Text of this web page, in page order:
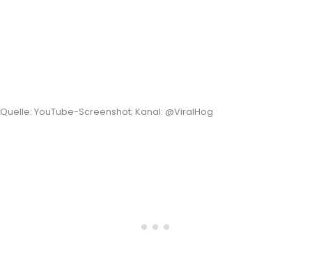
Quelle: YouTube-Screenshot; Kanal: @ViralHog